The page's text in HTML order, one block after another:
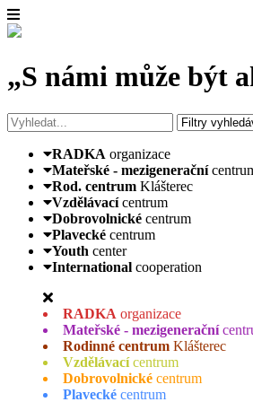
„S námi může být
RADKA organizace
Mateřské - mezigenerační
Rod. centrum Klášterec
Vzdělávací centrum
Dobrovolnické centrum
Plavecké centrum
Youth center
International cooperation
RADKA organizace
Mateřské - mezigenerační
Rodinné centrum Klášterec
Vzdělávací centrum
Dobrovolnické centrum
Plavecké centrum